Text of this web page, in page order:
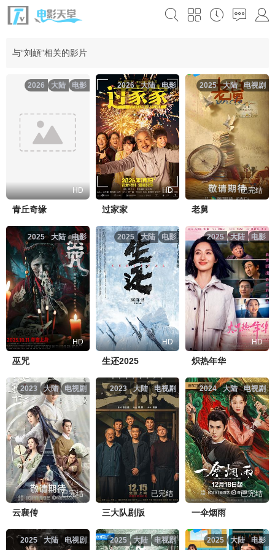
与“刘頔”相关的影片
电影
大陆
2026
HD
青丘奇缘
电影
大陆
2026
HD
过家家
电视剧
大陆
2025
已完结
老舅
电影
大陆
2025
HD
巫咒
电影
大陆
2025
HD
生还2025
电影
大陆
2025
HD
炽热年华
电视剧
大陆
2023
已完结
云襄传
电视剧
大陆
2023
已完结
三大队剧版
电视剧
大陆
2024
已完结
一伞烟雨
电视剧
大陆
2025 电视剧
大陆
2025 电影
大陆
2025